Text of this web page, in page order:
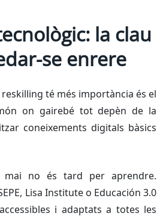
la clau
se enrere
reskilling té més importància és el
on gairebé tot depèn de la
coneixements digitals bàsics
no és tard per aprendre.
Lisa Institute o Educación 3.0
i adaptats a totes les